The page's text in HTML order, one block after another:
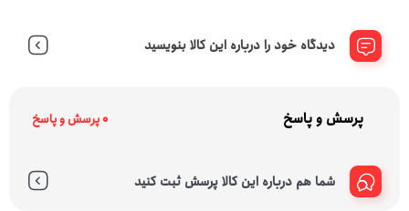
دیدگاه خود را درباره این کالا بنویسید
پرسش و پاسخ 0 پرسش و پاسخ
شما هم درباره این کالا پرسش ثبت کنید